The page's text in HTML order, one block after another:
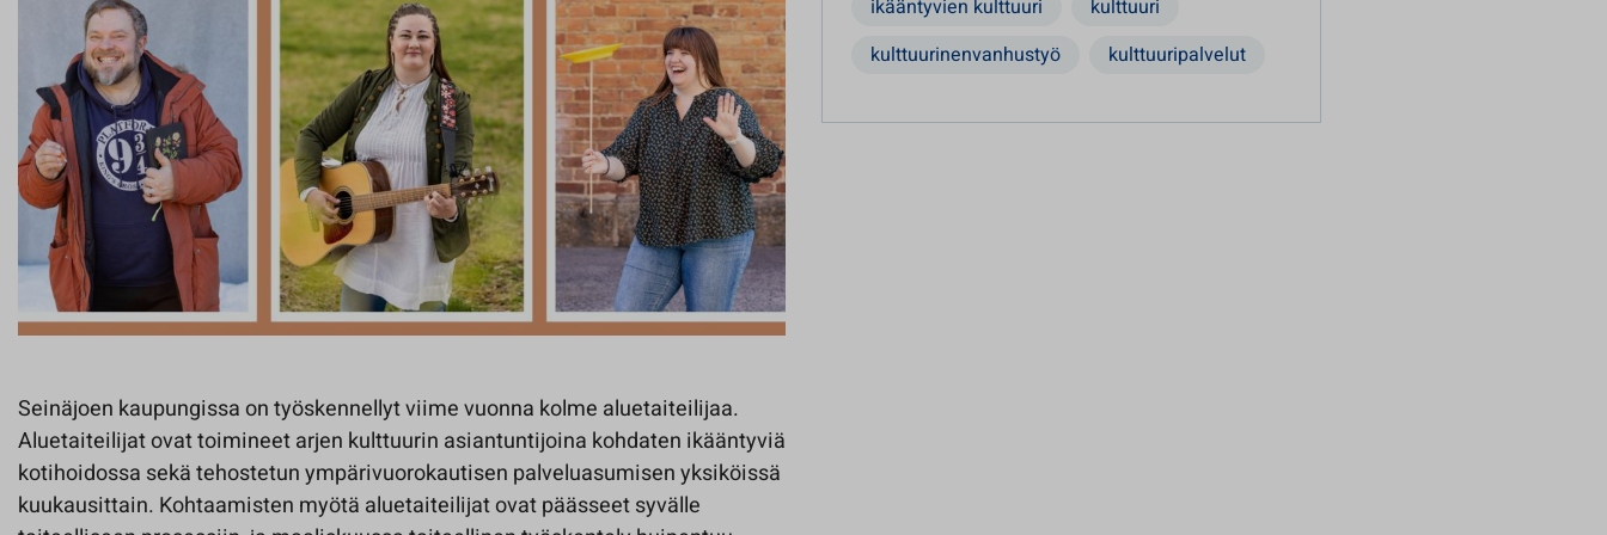
Seinäjoen kaupungissa on työskennellyt viime vuonna kolme aluetaiteilijaa.
Aluetaiteilijat ovat toimineet arjen kulttuurin asiantuntijoina kohdaten ikääntyviä
kotihoidossa sekä tehostetun ympärivuorokautisen palveluasumisen yksiköissä
kuukausittain. Kohtaamisten myötä aluetaiteilijat ovat päässeet syvälle
ikääntyvien kulttuuri
kulttuuri
kulttuurinenvanhustyö
kulttuuripalvelut